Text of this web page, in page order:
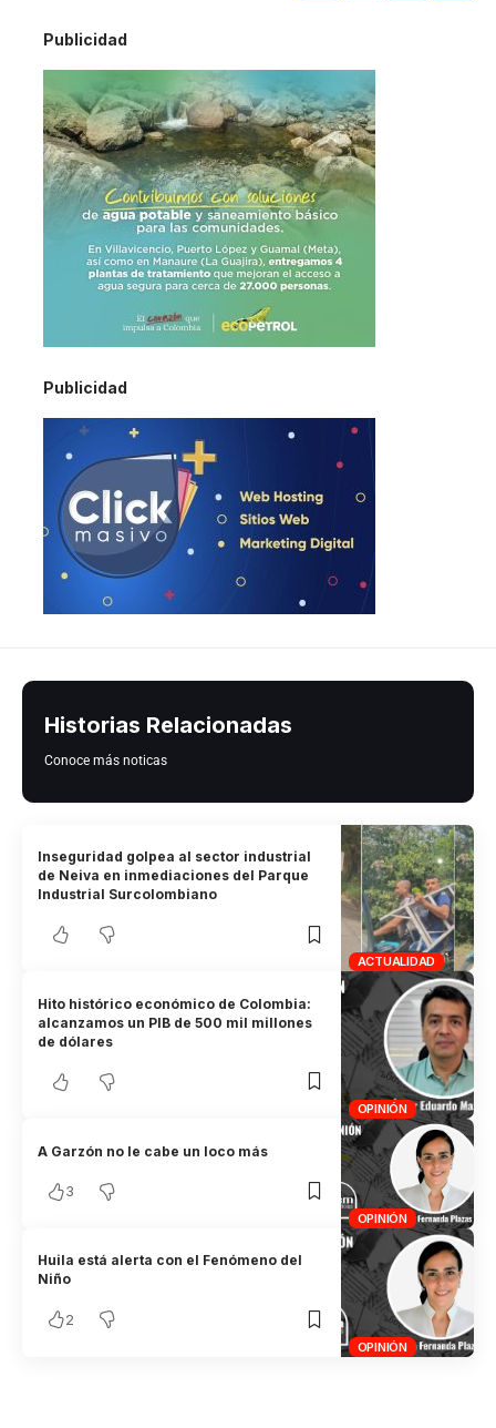
Publicidad
Publicidad
Historias Relacionadas
Conoce más noticas
ACTUALIDAD
Inseguridad golpea al sector industrial
de Neiva en inmediaciones del Parque
Industrial Surcolombiano
OPINIÓN
Hito histórico económico de Colombia:
alcanzamos un PIB de 500 mil millones
de dólares
OPINIÓN
A Garzón no le cabe un loco más
3
OPINIÓN
Huila está alerta con el Fenómeno del
Niño
2